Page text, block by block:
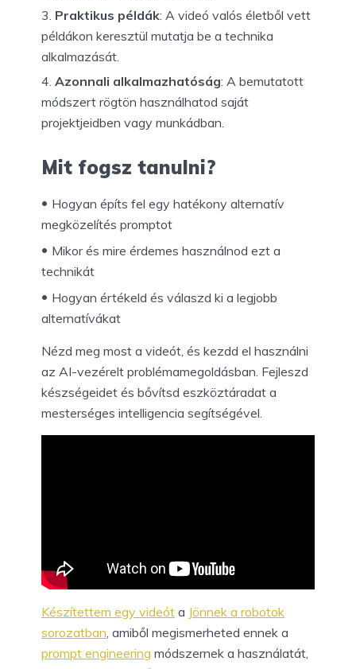
Praktikus példák: A videó valós életből vett
példákon keresztül mutatja be a technika
alkalmazását.
Azonnali alkalmazhatóság: A bemutatott
módszert rögtön használhatod saját
projektjeidben vagy munkádban.
Mit fogsz tanulni?
Hogyan építs fel egy hatékony alternatív
megközelítés promptot
Mikor és mire érdemes használnod ezt a
technikát
Hogyan értékeld és válaszd ki a legjobb
alternatívákat
Nézd meg most a videót, és kezdd el használni
az AI-vezérelt problémamegoldásban. Fejleszd
készségeidet és bővítsd eszköztáradat a
mesterséges intelligencia segítségével.
Készítettem egy videót a Jönnek a robotok
sorozatban , amiből megismerheted ennek a
prompt engineering módszernek a használatát,